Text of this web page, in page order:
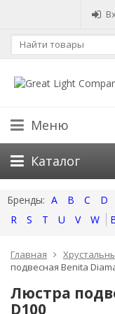
Меню
Каталог
A B C D
R
S T U V W
Главная
подвесная Benita
Люстра
D100